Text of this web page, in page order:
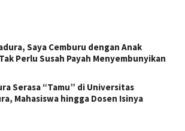
Saya Cemburu dengan Anak
Perlu Susah Payah Menyembunyikan
Serasa “Tamu” di Universitas
Mahasiswa hingga Dosen Isinya